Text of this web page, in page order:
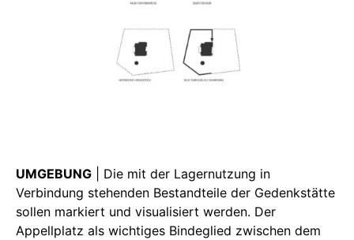
UMGEBUNG | Die mit der Lagernutzung in
Verbindung stehenden Bestandteile der Gedenkstätte
sollen markiert und visualisiert werden. Der
Appellplatz als wichtiges Bindeglied zwischen dem